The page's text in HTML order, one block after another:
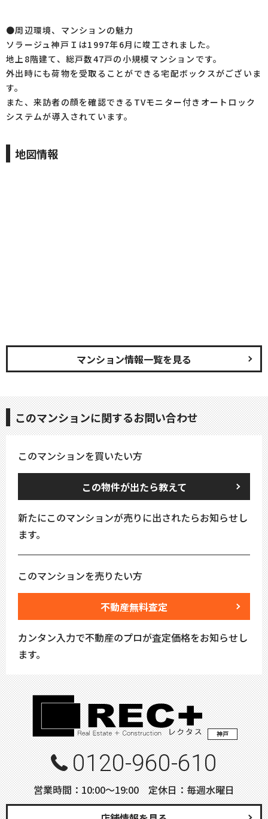
●周辺環境、マンションの魅力
ソラージュ神戸Ｉは1997年6月に竣工されました。
地上8階建て、総戸数47戸の小規模マンションです。
外出時にも荷物を受取ることができる宅配ボックスがございま
す。
また、来訪者の顔を確認できるTVモニター付きオートロック
システムが導入されています。
地図情報
マンション情報一覧を見る
このマンションに関するお問い合わせ
このマンションを買いたい方
この物件が出たら教えて
新たにこのマンションが売りに出されたらお知らせし
ます。
このマンションを売りたい方
不動産無料査定
カンタン入力で不動産のプロが査定価格をお知らせし
ます。
神戸
0120-960-610
営業時間：10:00〜19:00 定休日：毎週水曜日